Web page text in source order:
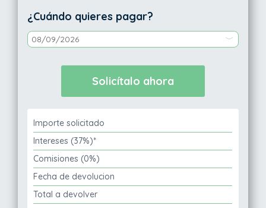
¿Cuándo quieres pagar?
Importe solicitado
Intereses (37%)*
Comisiones (0%)
Fecha de devolucion
Total a devolver